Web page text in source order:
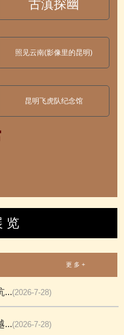
古滇探幽
照见云南(影像里的昆明)
昆明飞虎队纪念馆
览
更 多 +
...(2026-7-28)
...(2026-7-28)